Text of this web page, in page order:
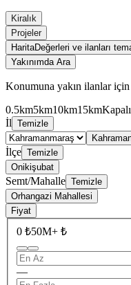
Kiralık
Projeler
HaritaDeğerleri ve ilanları
Yakınımda Ara
Konumuna yakın ilanlar için
0.5km5km10km15kmKapalı
İl Temizle
İlçe Temizle
Onikişubat
Semt/Mahalle Temizle
Orhangazi Mahallesi
Fiyat
0 ₺50M+ ₺
—